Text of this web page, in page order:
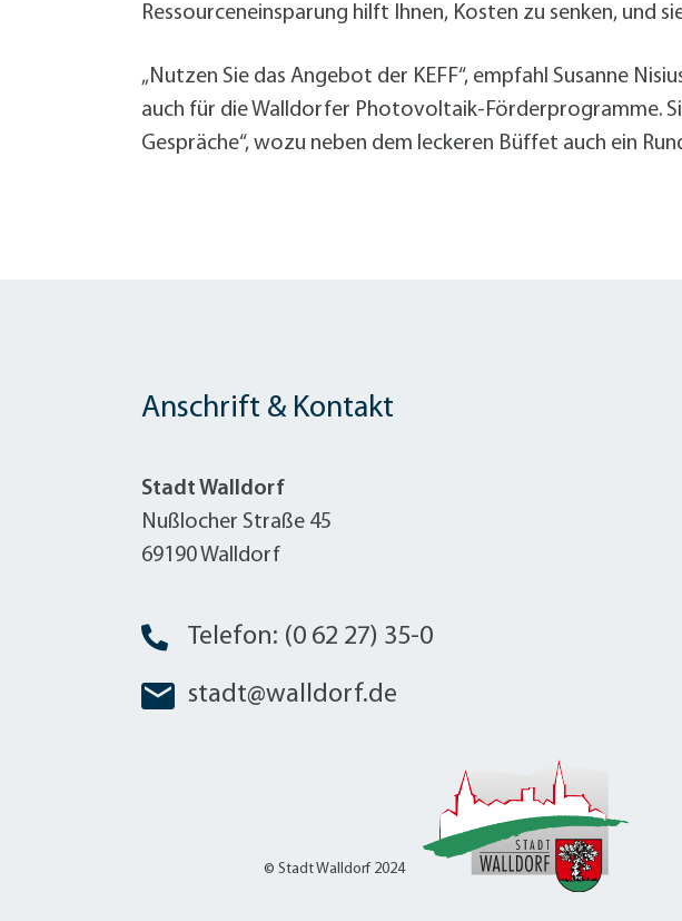
Ressourceneinsparung hilft Ihnen, Kosten zu senken, und
„Nutzen Sie das Angebot der KEFF“, empfahl Susanne
auch für die Walldorfer Photovoltaik-Förderprogramme.
Gespräche“, wozu neben dem leckeren Büffet auch ein
Anschrift & Kontakt
Stadt Walldorf
Nußlocher Straße 45
69190 Walldorf
Telefon: (0 62 27) 35-0
stadt@walldorf.de
© Stadt Walldorf 2024